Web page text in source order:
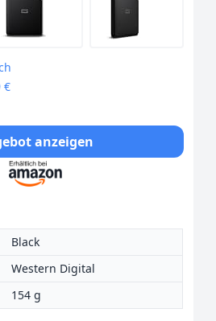
€
anzeigen
Black
Western Digital
154 g